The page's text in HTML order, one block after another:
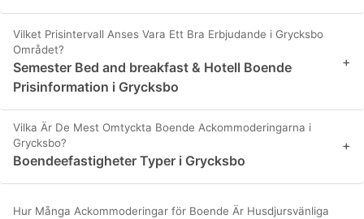
Vilket Prisintervall Anses Vara Ett Bra Erbjudande i Grycksbo
Området?
Semester Bed and breakfast & Hotell Boende
Prisinformation i Grycksbo
+
Vilka Är De Mest Omtyckta Boende Ackommoderingarna i
Grycksbo?
Boendeefastigheter Typer i Grycksbo
+
Hur Många Ackommoderingar för Boende Är Husdjursvänliga